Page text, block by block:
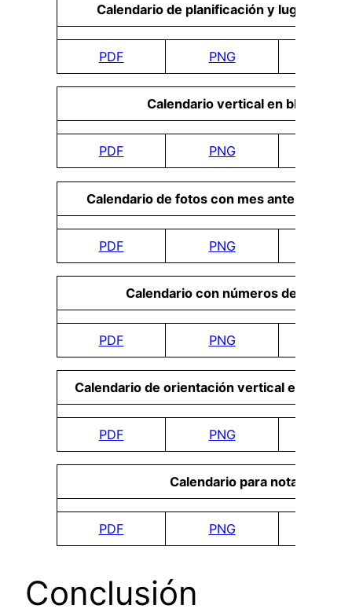
Calendario de planificación y lugar para
PDF PNG
Calendario vertical en blanco
PDF PNG
Calendario de fotos con mes anterior y
PDF PNG
Calendario con números de semana
PDF PNG
Calendario de orientación vertical en blanco
PDF PNG
Calendario para notas
PDF PNG
Conclusión